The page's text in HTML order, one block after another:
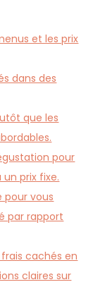
et les prix
dans des
que les
pour
prix fixe.
pour vous
par rapport
cachés en
claires sur